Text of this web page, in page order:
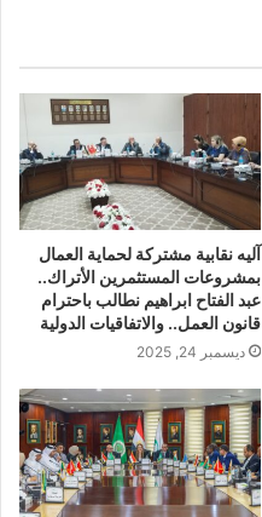
آليه نقابية مشتركة لحماية العمال
بمشروعات المستثمرين الأتراك..
عبد الفتاح ابراهيم نطالب باحترام
قانون العمل.. والاتفاقيات الدولية
ديسمبر 24, 2025